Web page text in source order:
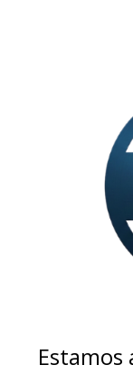
Estamos